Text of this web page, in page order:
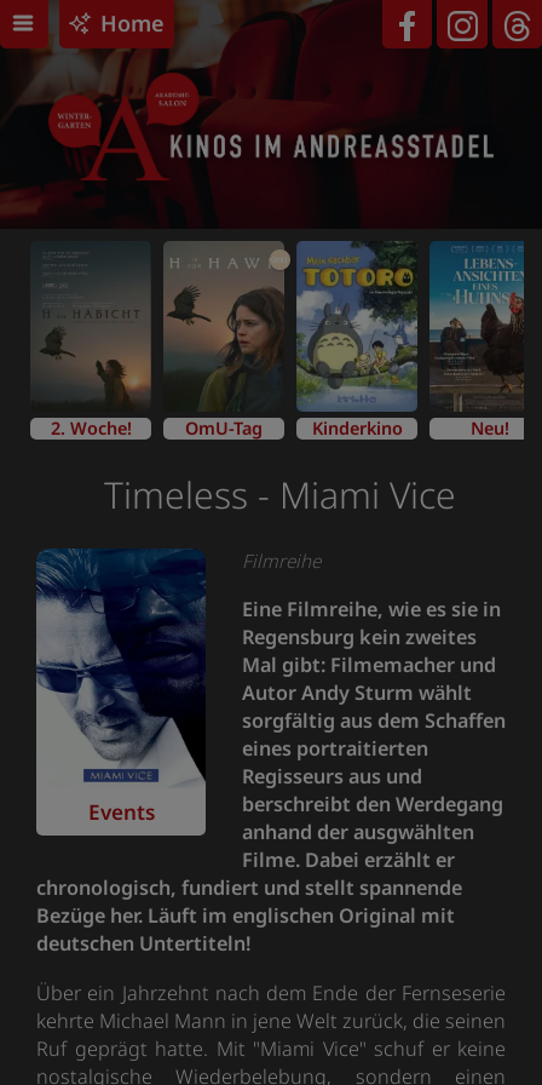
Home
2. Woche!
OmU
OmU-Tag Kinderkino Neu!
Timeless - Miami Vice
Events
Filmreihe
Eine Filmreihe, wie es sie in
Regensburg kein zweites
Mal gibt: Filmemacher und
Autor Andy Sturm wählt
sorgfältig aus dem Schaffen
eines portraitierten
Regisseurs aus und
berschreibt den Werdegang
anhand der ausgwählten
Filme. Dabei erzählt er
chronologisch, fundiert und stellt spannende
Bezüge her. Läuft im englischen Original mit
deutschen Untertiteln!
Über ein Jahrzehnt nach dem Ende der Fernseserie
kehrte Michael Mann in jene Welt zurück, die seinen
Ruf geprägt hatte. Mit "Miami Vice" schuf er keine
nostalgische Wiederbelebung, sondern einen